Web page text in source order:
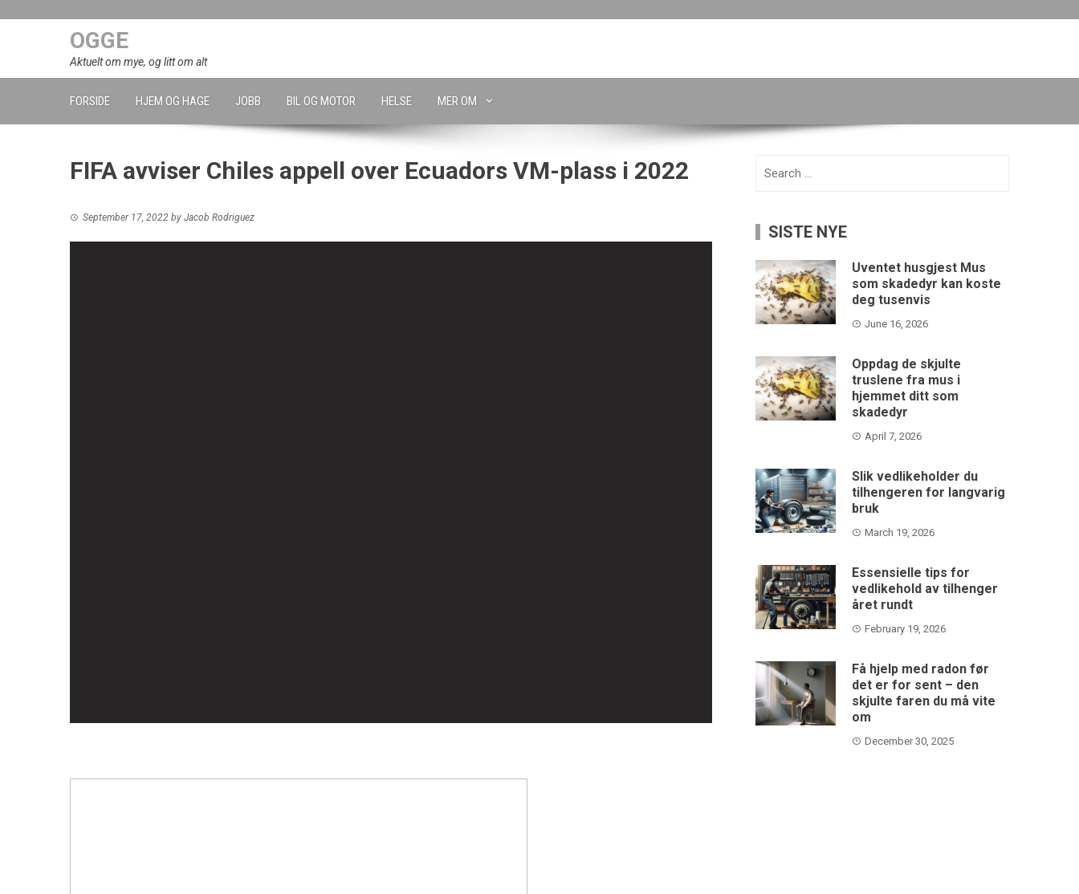
OGGE
Aktuelt om mye, og litt om alt
FORSIDE HJEM OG HAGE JOBB BIL OG MOTOR HELSE MER OM
FIFA avviser Chiles appell over Ecuadors VM-plass i 2022
September 17, 2022 by Jacob Rodriguez
SISTE NYE
Uventet husgjest Mus
som skadedyr kan koste
deg tusenvis
June 16, 2026
Oppdag de skjulte
truslene fra mus i
hjemmet ditt som
skadedyr
April 7, 2026
Slik vedlikeholder du
tilhengeren for langvarig
bruk
March 19, 2026
Essensielle tips for
vedlikehold av tilhenger
året rundt
February 19, 2026
Få hjelp med radon før
det er for sent – den
skjulte faren du må vite
om
December 30, 2025